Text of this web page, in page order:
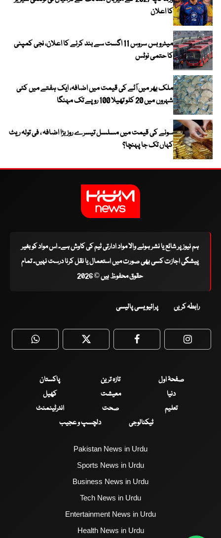
کا اعلان
میٹرو بس سروس 11 اگست سے بند کرنے کا اعلان، نجی کمپنی
کا حتمی نوٹس
ملک بھر میں آٹے کی قیمت میں اضافہ، ایک ہفتے میں کئی
شہروں میں 20 کلو تھیلا 100 روپے تک مہنگا
سونے کی قیمت میں مسلسل تیسرے روز بڑا اضافہ ، فی تولہ ریٹ
کہاں تک جا پہنچا؟
ہم نیوز پر شائع یا نشر ہونے والا مواد ادارتی ٹیم کی کاوش ہے۔ اس مواد کو بغیر
پیشگی اجازت کسی بھی صورت میں استعمال یا نقل کرنا درست نہیں۔ تمام
حقوق محفوظ ہیں © 2026
رابطہ کریں پرائیویسی پالیسی
WhatsApp Twitter Facebook
صفحۂ اول تازہ ترین
پاکستان
دنیا
معیشت
کھیل
تعلیم
صحت
انٹرٹینمنٹ
ٹیکنالوجی
دلچسپ و عجیب
Pakistan News in Urdu
Sports News in Urdu
Business News in Urdu
Tech News in Urdu
Entertainment News in Urdu
Health News in Urdu